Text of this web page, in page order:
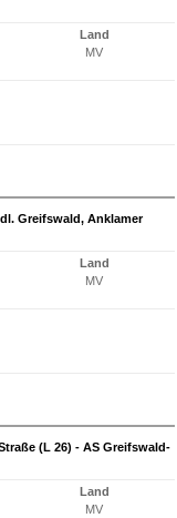
Land
MV
Greifswald, Anklamer
Land
MV
(L 26) - AS Greifswald-
Land
MV